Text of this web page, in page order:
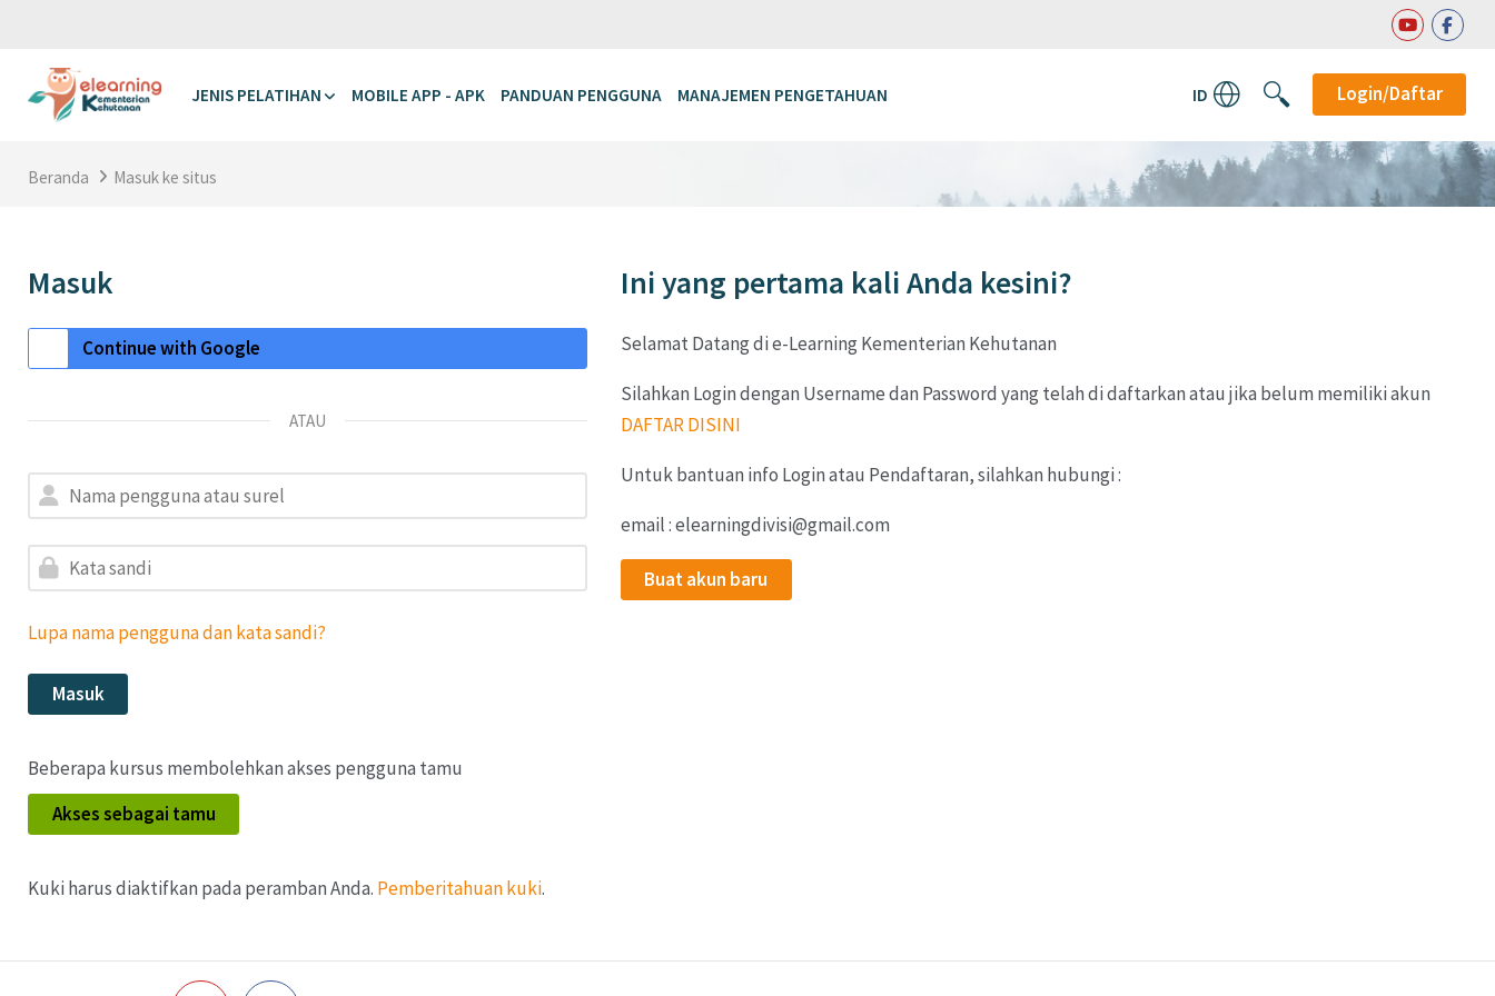
JENIS PELATIHAN MOBILE APP - APK PANDUAN PENGGUNA MANAJEMEN PENGETAHUAN ID Login/Daftar
Beranda Masuk ke situs
Masuk
Abaikan untuk membuat akun baru
Masuk menggunakan akun Anda pada:
Continue with Google
ATAU
Nama pengguna atau surel
Kata sandi
Lupa nama pengguna dan kata sandi?
Masuk
Beberapa kursus membolehkan akses pengguna tamu
Akses sebagai tamu
Kuki harus diaktifkan pada peramban Anda. Pemberitahuan kuki.
Ini yang pertama kali Anda kesini?
Selamat Datang di e-Learning Kementerian Kehutanan
Silahkan Login dengan Username dan Password yang telah di daftarkan atau jika belum memiliki akun
DAFTAR DISINI
Untuk bantuan info Login atau Pendaftaran, silahkan hubungi :
email : elearningdivisi@gmail.com
Buat akun baru